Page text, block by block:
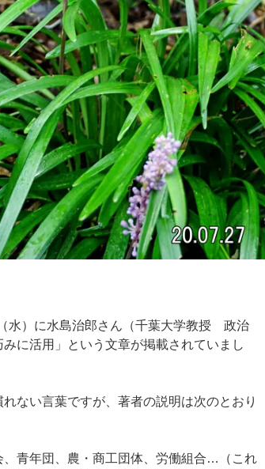
水）に水島治郎さん（千葉大学教授 政治
に活用」という文章が掲載されていまし
れない言葉ですが、著者の説明は次のとおり
、青年団、農・商工団体、労働組合…（これ